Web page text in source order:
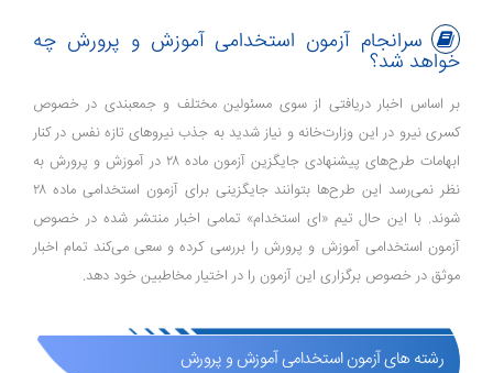
سرانجام آزمون استخدامی آموزش و پرورش چه
خواهد شد؟
بر اساس اخبار دریافتی از سوی مسئولین مختلف و جمعبندی در خصوص
کسری نیرو در این وزارت‌خانه و نیاز شدید به جذب نیروهای تازه نفس در کنار
ابهامات طرح‌های پیشنهادی جایگزین آزمون ماده ۲۸ در آموزش و پرورش به
نظر نمی‌رسد این طرح‌ها بتوانند جایگزینی برای آزمون استخدامی ماده ۲۸
شوند. با این حال تیم «ای استخدام» تمامی اخبار منتشر شده در خصوص
آزمون استخدامی آموزش و پرورش را بررسی کرده و سعی می‌کند تمام اخبار
موثق در خصوص برگزاری این آزمون را در اختیار مخاطبین خود دهد.
رشته های آزمون استخدامی آموزش و پرورش